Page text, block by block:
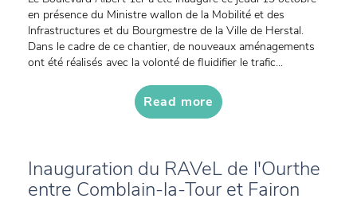
en présence du Ministre wallon de la Mobilité et des
Infrastructures et du Bourgmestre de la Ville de Herstal.
Dans le cadre de ce chantier, de nouveaux aménagements
ont été réalisés avec la volonté de fluidifier le trafic...
Read more
Inauguration du RAVeL de l'Ourthe
entre Comblain-la-Tour et Fairon